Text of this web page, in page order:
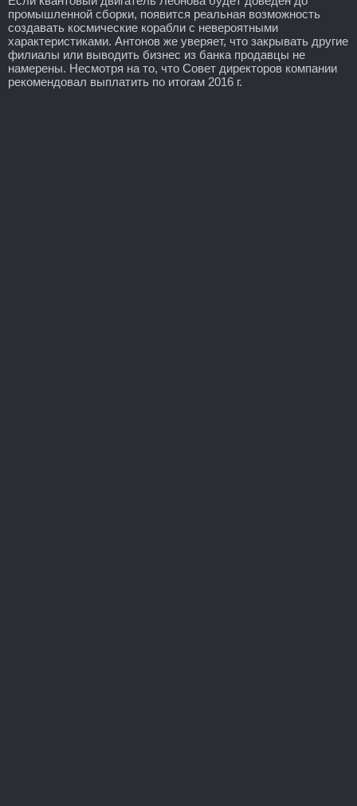
промышленной сборки, появится реальная возможность
создавать космические корабли с невероятными
характеристиками. Антонов же уверяет, что закрывать другие
филиалы или выводить бизнес из банка продавцы не
намерены. Несмотря на то, что Совет директоров компании
рекомендовал выплатить по итогам 2016 г.